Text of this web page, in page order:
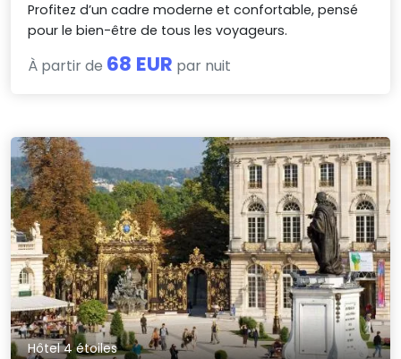
Profitez d’un cadre moderne et confortable, pensé
pour le bien-être de tous les voyageurs.
À partir de 68 EUR par nuit
Hôtel 4 étoiles